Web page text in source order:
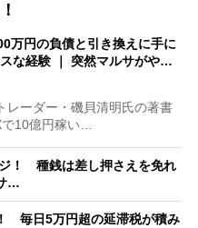
万円の負債と引き換えに手に
な経験 ｜ 突然マルサがや…
ーダー・磯貝清明氏の著書
で10億円稼い…
！ 種銭は差し押さえを免れ
…
毎日5万円超の延滞税が積み